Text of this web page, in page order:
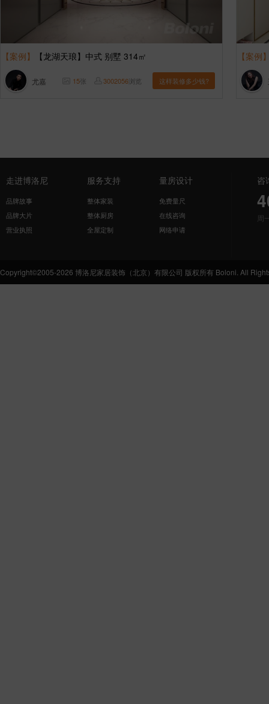
【案例】 【龙湖天琅】中式 别墅 314㎡
尤嘉 15张 3002056浏览 这样装修多少钱?
【案例
走进博洛尼
品牌故事
品牌大片
营业执照
服务支持
整体家装
整体厨房
全屋定制
量房设计
免费量尺
在线咨询
网络申请
咨
周
Copyright©2005-2026 博洛尼家居装饰（北京）有限公司 版权所有 Boloni. All